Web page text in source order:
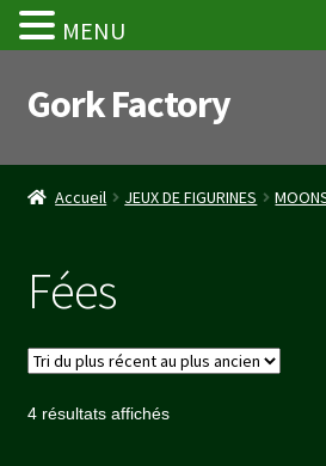
Aller
à
navigation
Aller
au
Gork Factory
Accueil
Mon compte
Panier
Stripe Payment Success Page
Accueil JEUX DE FIGURINES
Fées
4 résultats affichésTrié
MENU